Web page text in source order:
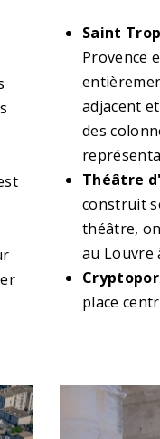
Saint
Provence
adjacent
des
Théâtre
construit
théâtre,
au Louvre
place